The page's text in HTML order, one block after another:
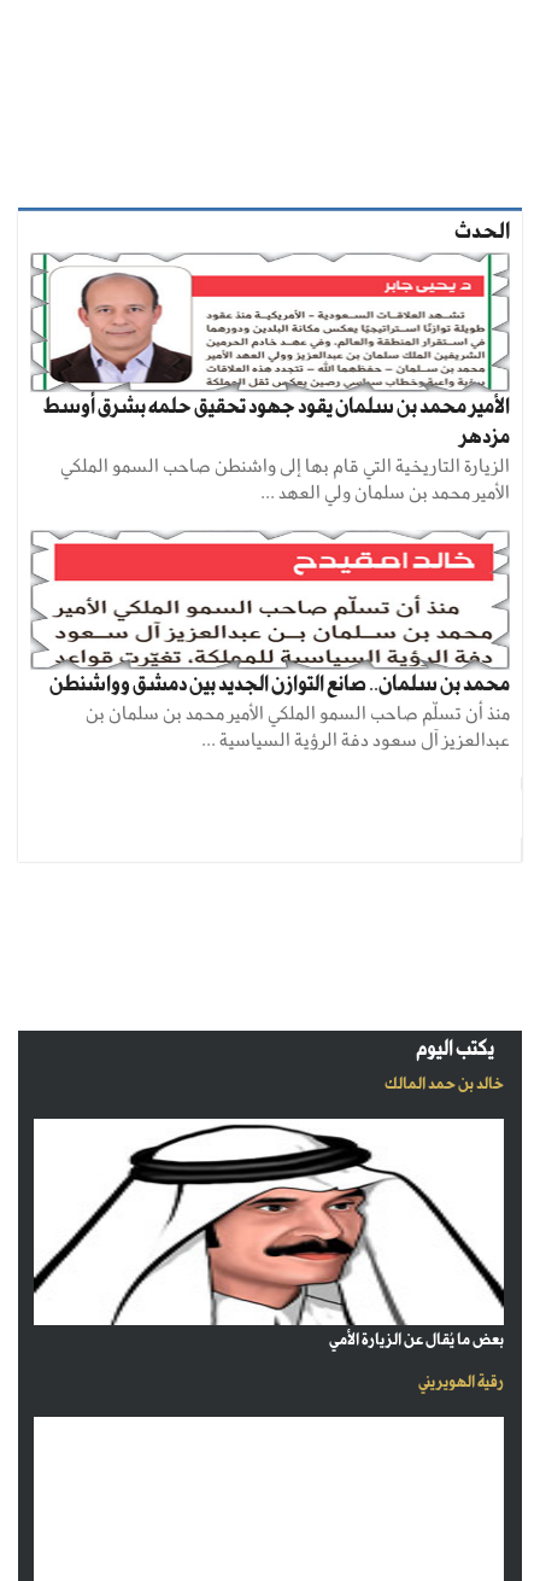
الحدث
الأمير محمد بن سلمان يقود جهود تحقيق حلمه بشرق أوسط
مزدهر
الزيارة التاريخية التي قام بها إلى واشنطن صاحب السمو الملكي
الأمير محمد بن سلمان ولي العهد ...
محمد بن سلمان.. صانع التوازن الجديد بين دمشق وواشنطن
منذ أن تسلّم صاحب السمو الملكي الأمير محمد بن سلمان بن
عبدالعزيز آل سعود دفة الرؤية السياسية ...
يكتب اليوم
خالد بن حمد المالك
بعض ما يُقال عن الزيارة الأمي
رقية الهويريني